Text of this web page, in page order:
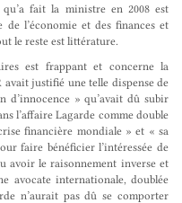
fait la ministre en 2008 est
l’économie et des finances et
le reste est littérature.
est frappant et concerne la
avait justifié une telle dispense de
» qu’avait dû subir
l’affaire Lagarde comme double
financière mondiale » et « sa
faire bénéficier l’intéressée de
avoir le raisonnement inverse et
avocate internationale, doublée
n’aurait pas dû se comporter